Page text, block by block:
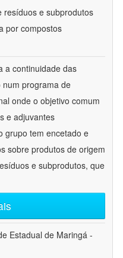
resíduos e subprodutos
por compostos
a continuidade das
programa de
onde o objetivo comum
e adjuvantes
grupo tem encetado e
sobre produtos de origem
e subprodutos, que
Estadual de Maringá -